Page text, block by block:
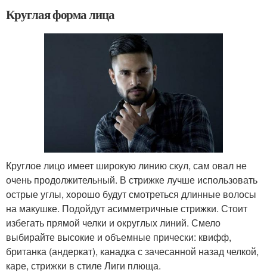
Круглая форма лица
Круглое лицо имеет широкую линию скул, сам овал не
очень продолжительный. В стрижке лучше использовать
острые углы, хорошо будут смотреться длинные волосы
на макушке. Подойдут асимметричные стрижки. Стоит
избегать прямой челки и округлых линий. Смело
выбирайте высокие и объемные прически: квифф,
британка (андеркат), канадка с зачесанной назад челкой,
каре, стрижки в стиле Лиги плюща.